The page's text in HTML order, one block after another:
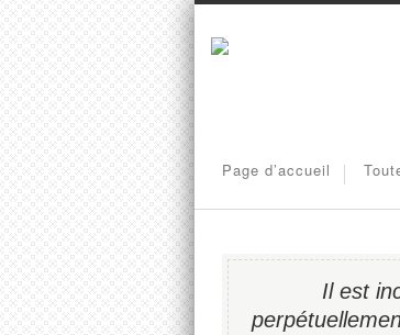
Page d’accueil
Il est